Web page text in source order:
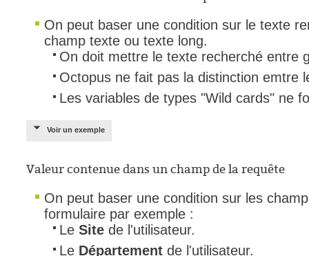
On peut baser une condition sur le texte
champ texte ou texte long.
On doit mettre le texte recherché entre
Octopus ne fait pas la distinction emtre
Les variables de types "Wild cards" ne
Voir un exemple
Valeur contenue dans un champ de la requête
On peut baser une condition sur les
formulaire par exemple :
Le Site de l'utilisateur.
Le Département de l'utilisateur.